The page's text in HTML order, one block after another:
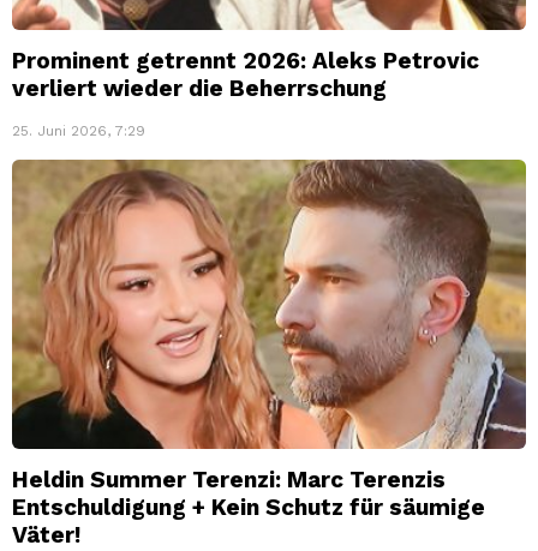
Prominent getrennt 2026: Aleks Petrovic
verliert wieder die Beherrschung
25. Juni 2026, 7:29
Heldin Summer Terenzi: Marc Terenzis
Entschuldigung + Kein Schutz für säumige
Väter!